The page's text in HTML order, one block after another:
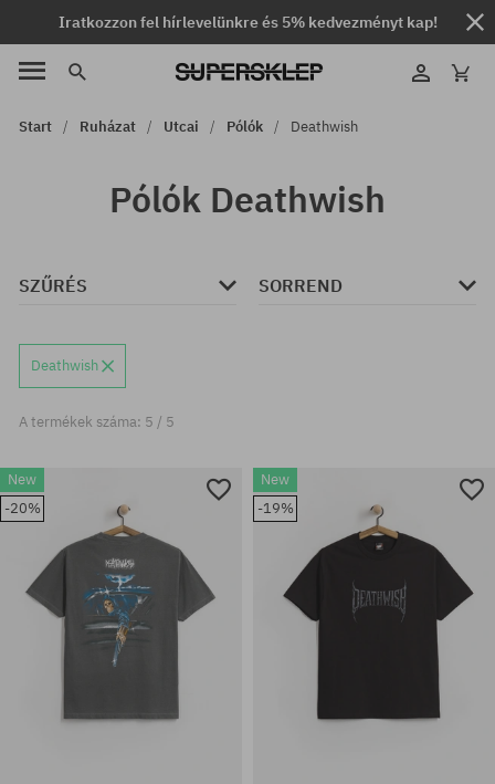
Iratkozzon fel hírlevelünkre és 5% kedvezményt kap!
Start Ruházat Utcai Pólók Deathwish
Pólók Deathwish
SZŰRÉS SORREND
Deathwish
A termékek száma: 5 / 5
New
-20%
New
-19%